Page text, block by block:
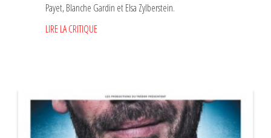
Payet, Blanche Gardin et Elsa Zylberstein.
LIRE LA CRITIQUE